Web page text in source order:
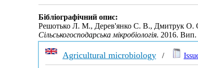
Бібліографічний опис:
Решотько Л. М., Дерев'янко С. В., Дмитрук О. О.,
Сільськогосподарська мікробіологія. 2016.
Agricultural microbiology/